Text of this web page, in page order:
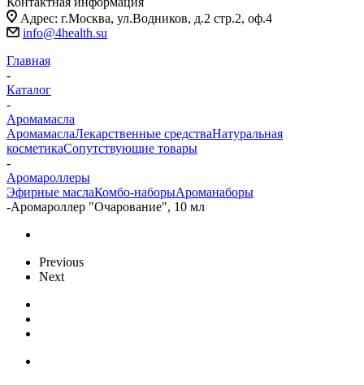
Адрес: г.Москва, ул.Водников, д.2 стр.2, оф.4
info@4health.su
Главная
-
Каталог
-
Аромамасла
АромамаслаЛекарственные средстваНатуральная
косметикаСопутствующие товары
-
Аромароллеры
Эфирные маслаКомбо-наборыАроманаборы
-Аромароллер "Очарование", 10 мл
Previous
Next